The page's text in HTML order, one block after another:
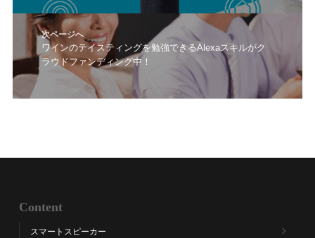
稿:
次ページへ
次
の
ワインのテイスティングを勉強できるAlexaスキルがク
ラウドファンディング中！
Content
スマートスピーカー